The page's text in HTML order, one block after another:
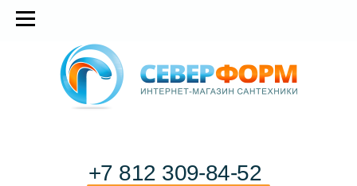
+7 812 309-84-52